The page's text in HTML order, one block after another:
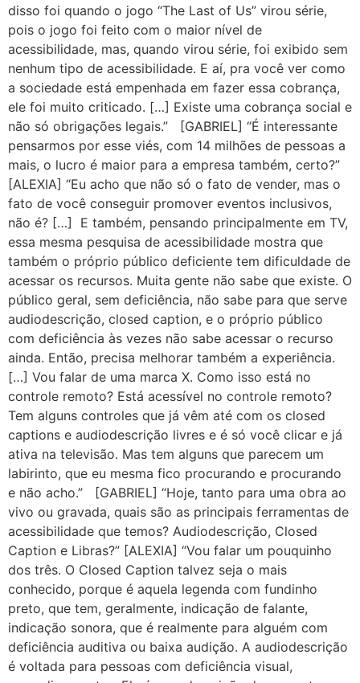
disso foi quando o jogo “The Last of Us” virou série,
pois o jogo foi feito com o maior nível de
acessibilidade, mas, quando virou série, foi exibido sem
nenhum tipo de acessibilidade. E aí, pra você ver como
a sociedade está empenhada em fazer essa cobrança,
ele foi muito criticado. […] Existe uma cobrança social e
não só obrigações legais.” [GABRIEL] “É interessante
pensarmos por esse viés, com 14 milhões de pessoas a
mais, o lucro é maior para a empresa também, certo?”
[ALEXIA] “Eu acho que não só o fato de vender, mas o
fato de você conseguir promover eventos inclusivos,
não é? […] E também, pensando principalmente em TV,
essa mesma pesquisa de acessibilidade mostra que
também o próprio público deficiente tem dificuldade de
acessar os recursos. Muita gente não sabe que existe. O
público geral, sem deficiência, não sabe para que serve
audiodescrição, closed caption, e o próprio público
com deficiência às vezes não sabe acessar o recurso
ainda. Então, precisa melhorar também a experiência.
[…] Vou falar de uma marca X. Como isso está no
controle remoto? Está acessível no controle remoto?
Tem alguns controles que já vêm até com os closed
captions e audiodescrição livres e é só você clicar e já
ativa na televisão. Mas tem alguns que parecem um
labirinto, que eu mesma fico procurando e procurando
e não acho.” [GABRIEL] “Hoje, tanto para uma obra ao
vivo ou gravada, quais são as principais ferramentas de
acessibilidade que temos? Audiodescrição, Closed
Caption e Libras?” [ALEXIA] “Vou falar um pouquinho
dos três. O Closed Caption talvez seja o mais
conhecido, porque é aquela legenda com fundinho
preto, que tem, geralmente, indicação de falante,
indicação sonora, que é realmente para alguém com
deficiência auditiva ou baixa audição. A audiodescrição
é voltada para pessoas com deficiência visual,